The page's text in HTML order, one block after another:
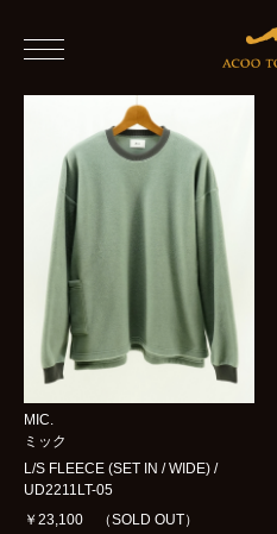
home
men
ITEMS
TOPS
SHIRT
OUTER
/
VEST
/
CARDIGAN
MIC.
ミック
L/S FLEECE (SET IN / WIDE) /
UD2211LT-05
￥23,100 （SOLD OUT）